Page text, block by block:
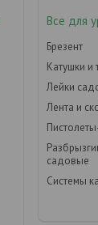
Все для
Брезент
Катушки и
Лейки
Лента и
садовые
Системы